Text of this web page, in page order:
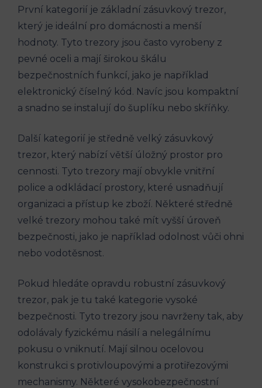
První kategorií je základní zásuvkový trezor,
který je ideální pro domácnosti a menší
hodnoty. Tyto trezory jsou často vyrobeny z
pevné oceli a mají širokou škálu
bezpečnostních funkcí, jako je například
elektronický číselný kód. Navíc jsou kompaktní
a snadno se instalují do šuplíku nebo skříňky.
Další kategorií je středně velký zásuvkový
trezor, který nabízí větší úložný prostor pro
cennosti. Tyto trezory mají obvykle vnitřní
police a odkládací prostory, které usnadňují
organizaci a přístup ke zboží. Některé středně
velké trezory mohou také mít vyšší úroveň
bezpečnosti, jako je například odolnost vůči ohni
nebo vodotěsnost.
Pokud hledáte opravdu robustní zásuvkový
trezor, pak je tu také kategorie vysoké
bezpečnosti. Tyto trezory jsou navrženy tak, aby
odolávaly fyzickému násilí a nelegálnímu
pokusu o vniknutí. Mají silnou ocelovou
konstrukci s protivloupovými a protiřezovými
mechanismy. Některé vysokobezpečnostní